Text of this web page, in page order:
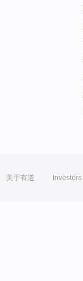
关于有道 Investors